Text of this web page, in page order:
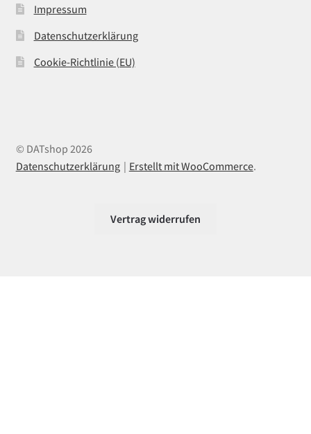
Impressum
Datenschutzerklärung
Cookie-Richtlinie (EU)
© DATshop 2026
Datenschutzerklärung
Erstellt mit WooCommerce.
Vertrag widerrufen